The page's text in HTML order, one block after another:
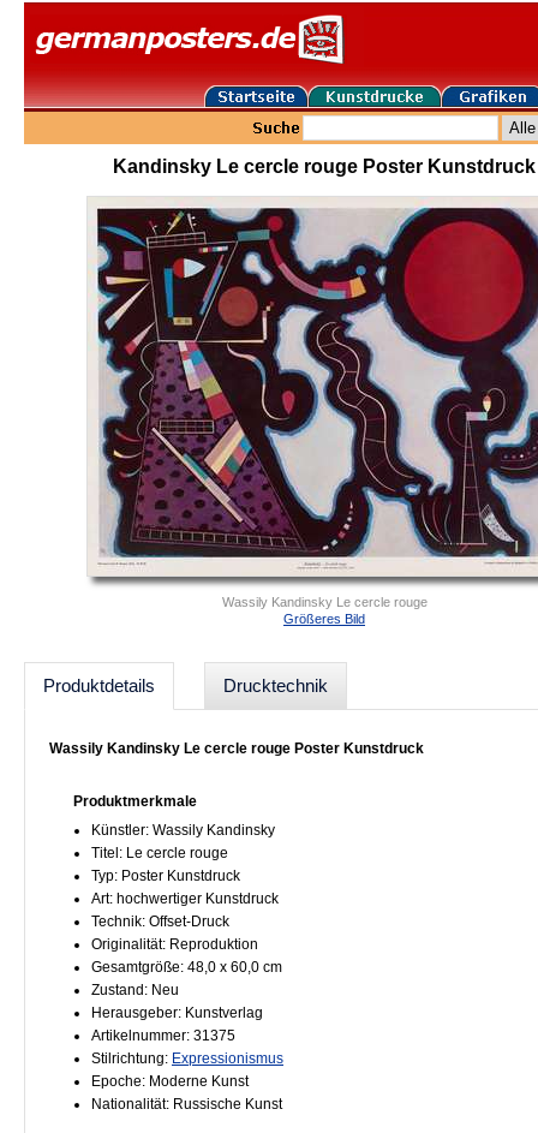
Kandinsky Le cercle rouge Poster Kunstdruck
Wassily Kandinsky Le cercle rouge
Größeres Bild
Produktdetails Drucktechnik
Wassily Kandinsky Le cercle rouge Poster Kunstdruck
Produktmerkmale
Künstler: Wassily Kandinsky
Titel: Le cercle rouge
Typ: Poster Kunstdruck
Art: hochwertiger Kunstdruck
Technik: Offset-Druck
Originalität: Reproduktion
Gesamtgröße: 48,0 x 60,0 cm
Zustand: Neu
Herausgeber: Kunstverlag
Artikelnummer: 31375
Stilrichtung: Expressionismus
Epoche: Moderne Kunst
Nationalität: Russische Kunst